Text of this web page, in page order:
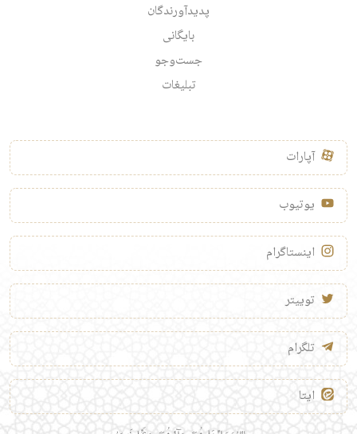
پدیدآورندگان
بایگانی
جست‌وجو
تبلیغات
آپارات
یوتیوب
اینستاگرام
توییتر
تلگرام
ایتا